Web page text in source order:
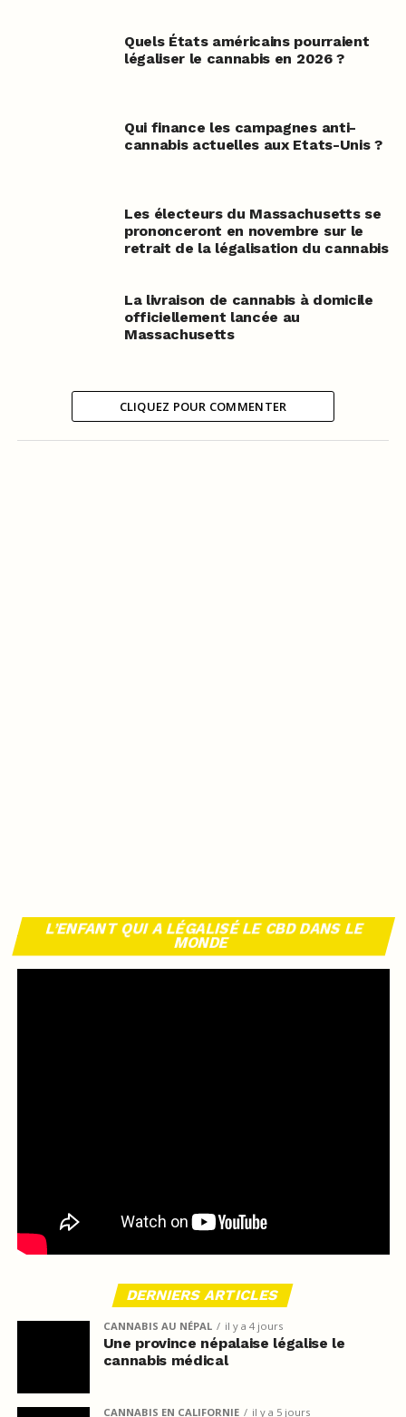
Quels États américains pourraient
légaliser le cannabis en 2026 ?
Qui finance les campagnes anti-
cannabis actuelles aux Etats-Unis ?
Les électeurs du Massachusetts se
prononceront en novembre sur le
retrait de la légalisation du cannabis
La livraison de cannabis à domicile
officiellement lancée au
Massachusetts
CLIQUEZ POUR COMMENTER
L’ENFANT QUI A LÉGALISÉ LE CBD DANS LE
MONDE
DERNIERS ARTICLES
CANNABIS AU NÉPAL il y a 4 jours
Une province népalaise légalise le
cannabis médical
CANNABIS EN CALIFORNIE il y a 5 jours